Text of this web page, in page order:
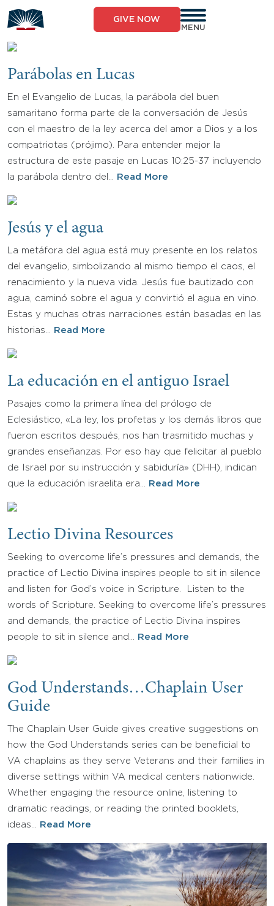
to
content
GIVE NOW
MENU
Parábolas en Lucas
En el Evangelio de Lucas, la parábola del buen
samaritano forma parte de la conversación de Jesús
con el maestro de la ley acerca del amor a Dios y a los
compatriotas (prójimo). Para entender mejor la
estructura de este pasaje en Lucas 10:25-37 incluyendo
la parábola dentro del…
Read More
Jesús y el agua
La metáfora del agua está muy presente en los relatos
del evangelio, simbolizando al mismo tiempo el caos, el
renacimiento y la nueva vida. Jesús fue bautizado con
agua, caminó sobre el agua y convirtió el agua en vino.
Estas y muchas otras narraciones están basadas en las
historias…
Read More
La educación en el antiguo Israel
Pasajes como la primera línea del prólogo de
Eclesiástico, «La ley, los profetas y los demás libros que
fueron escritos después, nos han trasmitido muchas y
grandes enseñanzas. Por eso hay que felicitar al pueblo
de Israel por su instrucción y sabiduría» (DHH), indican
que la educación israelita era…
Read More
Lectio Divina Resources
Seeking to overcome life’s pressures and demands, the
practice of Lectio Divina inspires people to sit in silence
and listen for God’s voice in Scripture. Listen to the
words of Scripture. Seeking to overcome life’s pressures
and demands, the practice of Lectio Divina inspires
people to sit in silence and…
Read More
God Understands…Chaplain User
Guide
The Chaplain User Guide gives creative suggestions on
how the God Understands series can be beneficial to
VA chaplains as they serve Veterans and their families in
diverse settings within VA medical centers nationwide.
Whether engaging the resource online, listening to
dramatic readings, or reading the printed booklets,
ideas…
Read More